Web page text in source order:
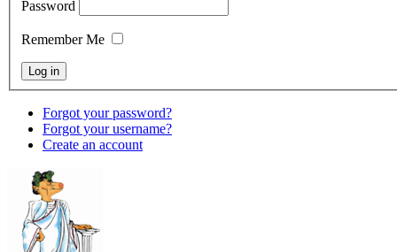
Password
Remember Me
Forgot your password?
Forgot your username?
Create an account